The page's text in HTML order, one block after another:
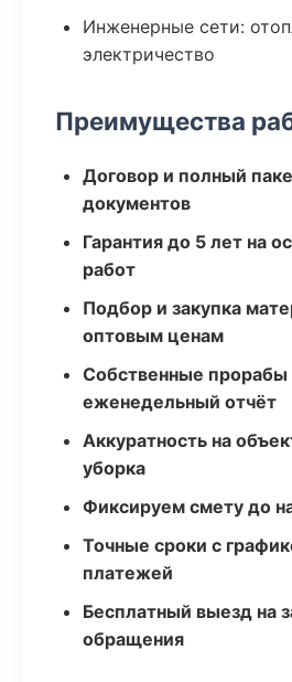
Инженерные сети:
электричество
Преимущества
Договор и полный
документов
Гарантия до 5 лет на
работ
Подбор и закупка
оптовым ценам
Собственные прорабы
еженедельный отчёт
Аккуратность на
уборка
Фиксируем смету до
Точные сроки с
платежей
Бесплатный выезд на
обращения